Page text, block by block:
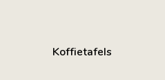
Koffietafels